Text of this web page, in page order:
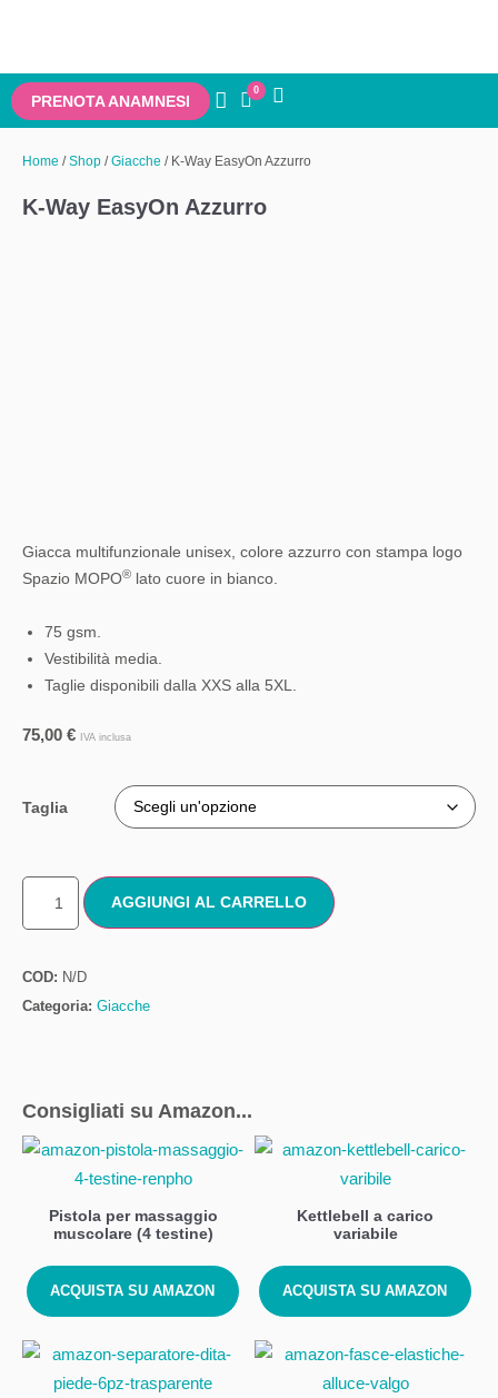
PRENOTA ANAMNESI
0
Home /Shop /Giacche / K-Way EasyOn Azzurro
K-Way EasyOn Azzurro
Giacca multifunzionale unisex, colore azzurro con stampa logo
Spazio MOPO® lato cuore in bianco.
75 gsm.
Vestibilità media.
Taglie disponibili dalla XXS alla 5XL.
75,00 € IVA inclusa
Taglia
AGGIUNGI AL CARRELLO
COD: N/D
Categoria: Giacche
Consigliati su Amazon...
Pistola per massaggio
muscolare (4 testine)
ACQUISTA SU AMAZON
Kettlebell a carico
variabile
ACQUISTA SU AMAZON